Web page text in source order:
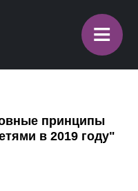
≡
принципы
в 2019 году"